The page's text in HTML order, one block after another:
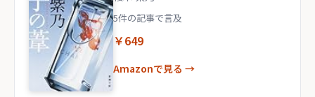
5件の記事で言及
￥649
Amazonで見る →